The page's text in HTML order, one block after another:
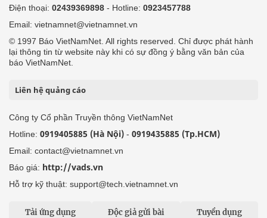
Điện thoại: 02439369898 - Hotline: 0923457788
Email: vietnamnet@vietnamnet.vn
© 1997 Báo VietNamNet. All rights reserved. Chỉ được phát hành
lại thông tin từ website này khi có sự đồng ý bằng văn bản của
báo VietNamNet.
Liên hệ quảng cáo
Công ty Cổ phần Truyền thông VietNamNet
Hotline: 0919405885 (Hà Nội) - 0919435885 (Tp.HCM)
Email: contact@vietnamnet.vn
Báo giá: http://vads.vn
Hỗ trợ kỹ thuật: support@tech.vietnamnet.vn
Tải ứng dụng Độc giả gửi bài Tuyển dụng